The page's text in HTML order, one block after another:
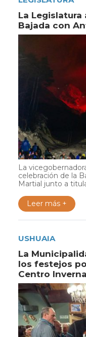
La
Bajada con
La
celebración de la
Martial junto a
Leer más +
USHUAIA
La
los festejos
Centro